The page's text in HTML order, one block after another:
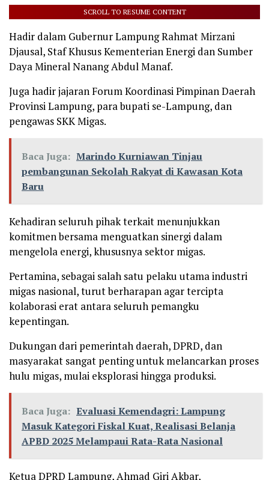
SCROLL TO RESUME CONTENT
Hadir dalam Gubernur Lampung Rahmat Mirzani
Djausal, Staf Khusus Kementerian Energi dan Sumber
Daya Mineral Nanang Abdul Manaf.
Juga hadir jajaran Forum Koordinasi Pimpinan Daerah
Provinsi Lampung, para bupati se-Lampung, dan
pengawas SKK Migas.
Baca Juga: Marindo Kurniawan Tinjau
pembangunan Sekolah Rakyat di Kawasan Kota
Baru
Kehadiran seluruh pihak terkait menunjukkan
komitmen bersama menguatkan sinergi dalam
mengelola energi, khususnya sektor migas.
Pertamina, sebagai salah satu pelaku utama industri
migas nasional, turut berharapan agar tercipta
kolaborasi erat antara seluruh pemangku
kepentingan.
Dukungan dari pemerintah daerah, DPRD, dan
masyarakat sangat penting untuk melancarkan proses
hulu migas, mulai eksplorasi hingga produksi.
Baca Juga: Evaluasi Kemendagri: Lampung
Masuk Kategori Fiskal Kuat, Realisasi Belanja
APBD 2025 Melampaui Rata-Rata Nasional
Ketua DPRD Lampung, Ahmad Giri Akbar,